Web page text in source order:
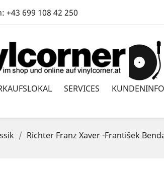
+43 699 108 42 250
SERVICES
Richter Franz Xaver -‎František